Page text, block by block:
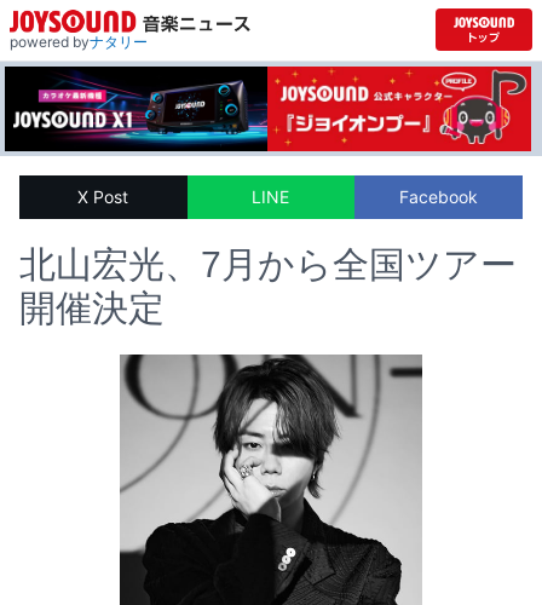
powered byナタリー
X Post LINE Facebook
北山宏光、7月から全国ツアー
開催決定